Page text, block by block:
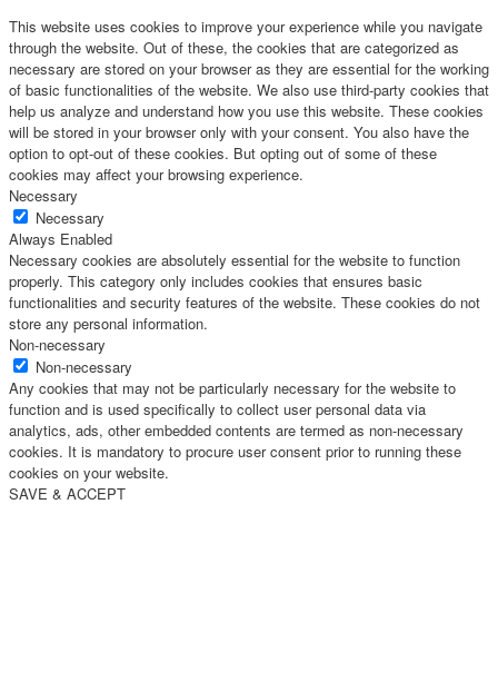
This website uses cookies to improve your experience while you navigate
through the website. Out of these, the cookies that are categorized as
necessary are stored on your browser as they are essential for the working
of basic functionalities of the website. We also use third-party cookies that
help us analyze and understand how you use this website. These cookies
will be stored in your browser only with your consent. You also have the
option to opt-out of these cookies. But opting out of some of these
cookies may affect your browsing experience.
Necessary
Necessary
Always Enabled
Necessary cookies are absolutely essential for the website to function
properly. This category only includes cookies that ensures basic
functionalities and security features of the website. These cookies do not
store any personal information.
Non-necessary
Non-necessary
Any cookies that may not be particularly necessary for the website to
function and is used specifically to collect user personal data via
analytics, ads, other embedded contents are termed as non-necessary
cookies. It is mandatory to procure user consent prior to running these
cookies on your website.
SAVE & ACCEPT